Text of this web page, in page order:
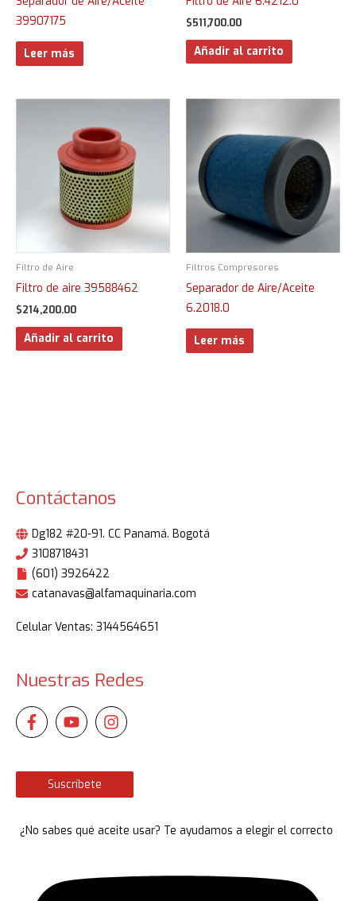
39907175
Leer más
$511,700.00
Añadir al carrito
Filtro de Aire
Filtro de aire 39588462
$214,200.00
Añadir al carrito
Filtros Compresores
Separador de Aire/Aceite
6.2018.0
Leer más
Contáctanos
Dg182 #20-91. CC Panamá. Bogotá
3108718431
(601) 3926422
catanavas@alfamaquinaria.com
Celular Ventas: 3144564651
Nuestras Redes
Suscríbete
¿No sabes qué aceite usar? Te ayudamos a elegir el correcto